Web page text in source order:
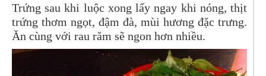
Trứng sau khi luộc xong lấy ngay khi nóng, thịt
trứng thơm ngọt, đậm đà, mùi hương đặc trưng.
Ăn cùng với rau răm sẽ ngon hơn nhiều.